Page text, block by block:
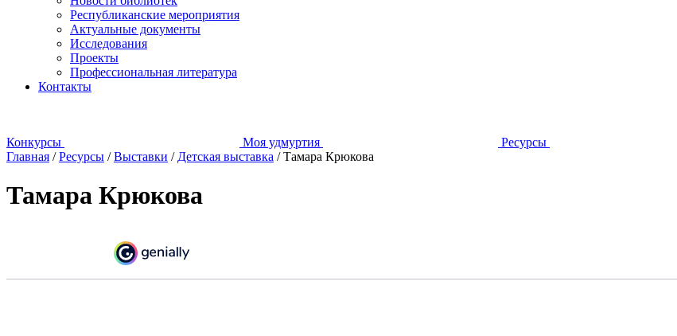
Республиканские мероприятия
Актуальные документы
Исследования
Проекты
Профессиональная литература
Контакты
Конкурсы Моя удмуртия Ресурсы
Главная /Ресурсы /Выставки / Детская выставка /Тамара Крюкова
Тамара Крюкова